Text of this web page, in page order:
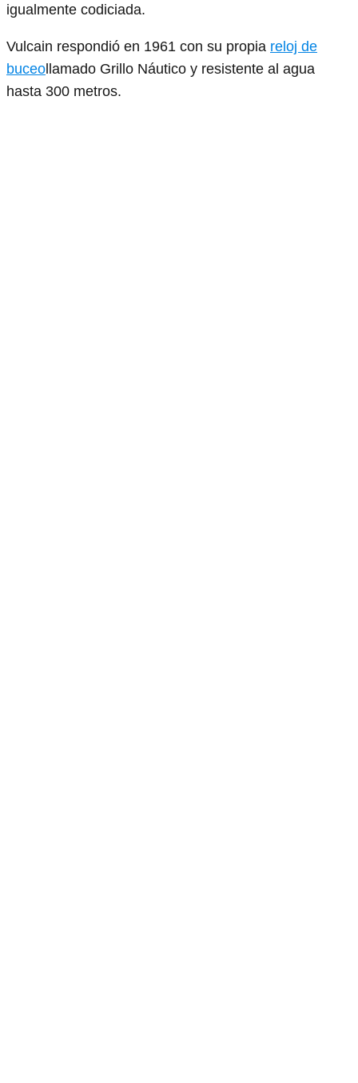
igualmente codiciada.
Vulcain respondió en 1961 con su propia reloj de
buceollamado Grillo Náutico y resistente al agua
hasta 300 metros.